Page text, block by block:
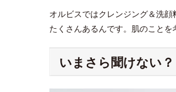
オルビスではクレンジング＆洗
たくさんあるんです。肌のことを
いまさら聞けない